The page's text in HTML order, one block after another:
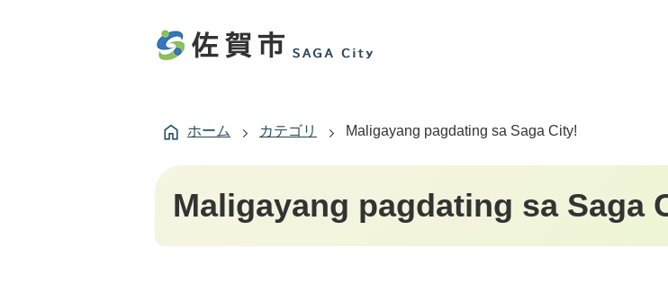
ホーム カテゴリ Maligayang pagdating sa Saga City!
Maligayang pagdating sa Saga